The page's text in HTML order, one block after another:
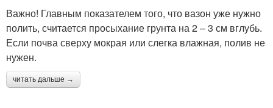
Важно! Главным показателем того, что вазон уже нужно
полить, считается просыхание грунта на 2 – 3 см вглубь.
Если почва сверху мокрая или слегка влажная, полив не
нужен.
читать дальше →